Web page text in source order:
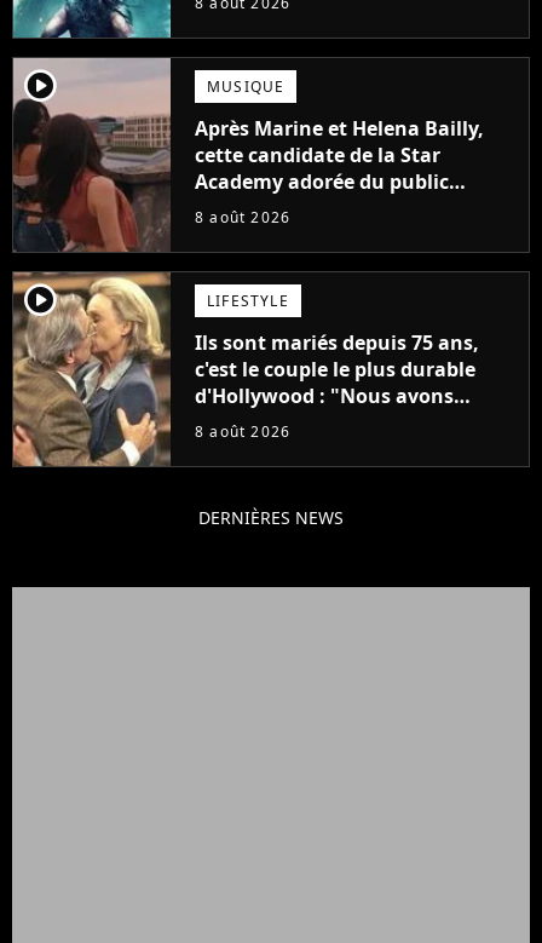
player2 MUSIQUE
Après Marine et Helena Bailly,
cette candidate de la Star
Academy adorée du public
annonce son premier album,
8 août 2026
player2 LIFESTYLE
Ils sont mariés depuis 75 ans,
c'est le couple le plus durable
d'Hollywood : "Nous avons
avancé jour après jour, et les
décennies"
8 août 2026
DERNIÈRES NEWS